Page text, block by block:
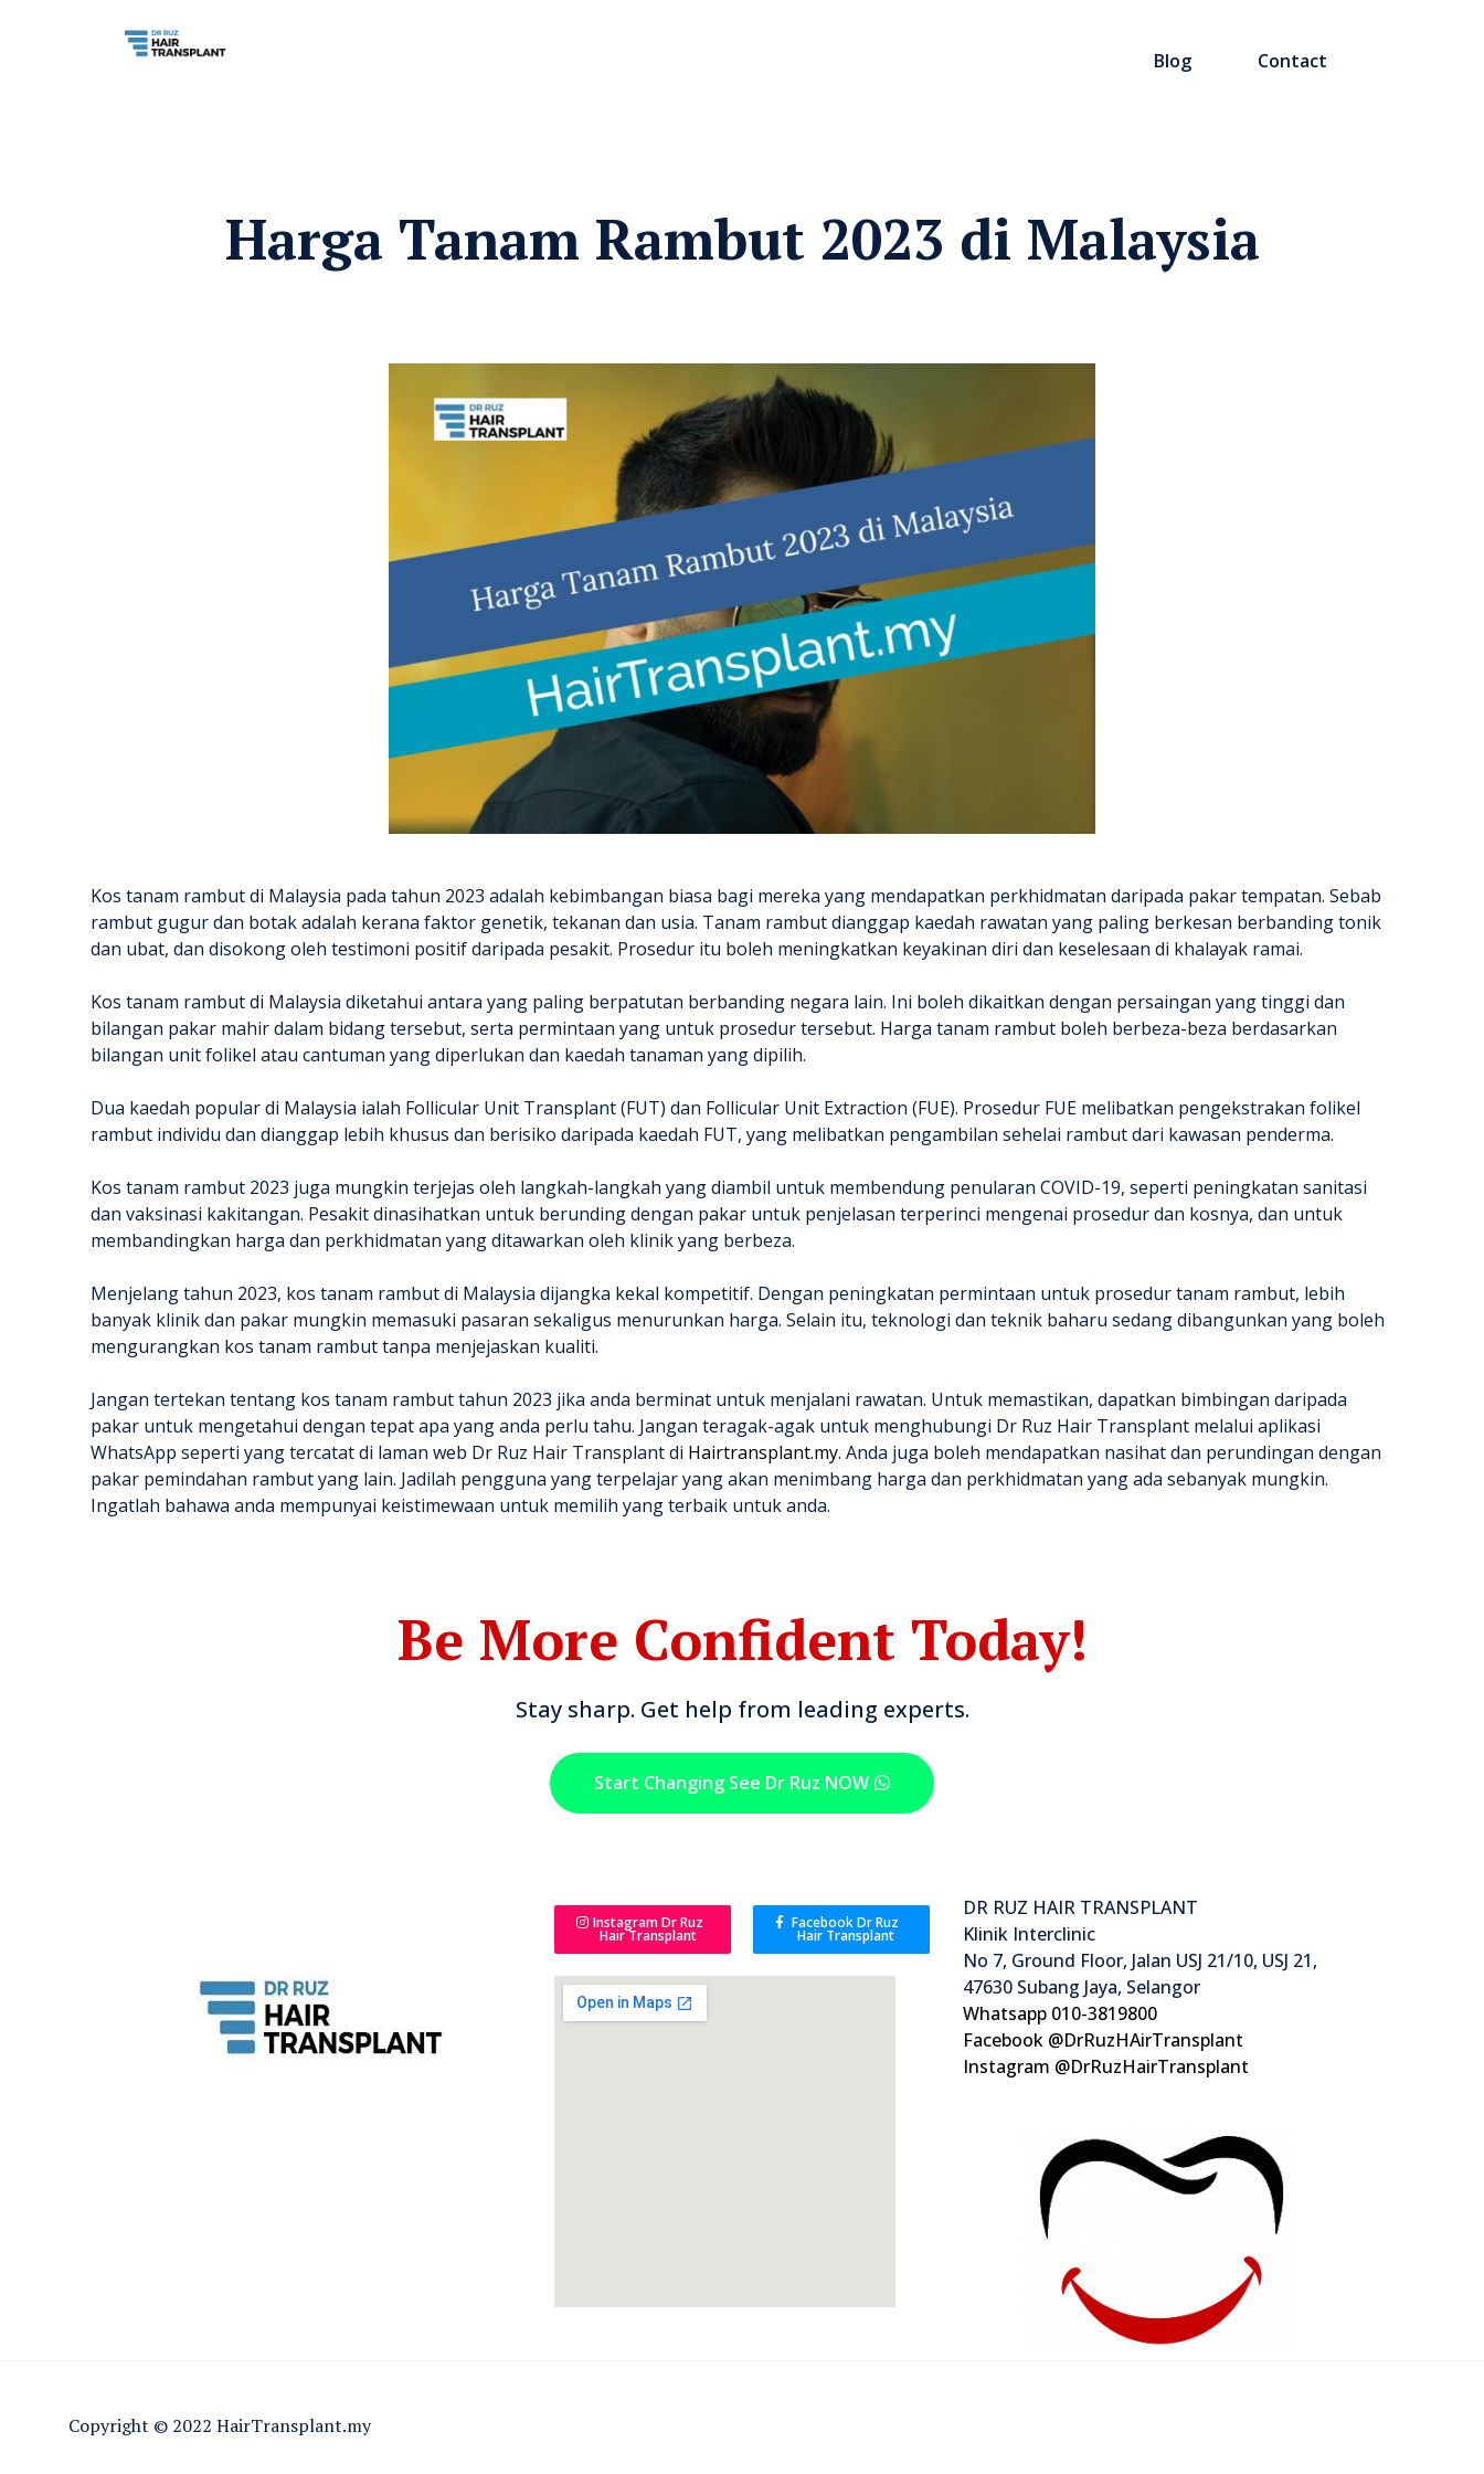
Blog Contact
Harga Tanam Rambut 2023 di Malaysia
Kos tanam rambut di Malaysia pada tahun 2023 adalah kebimbangan biasa bagi mereka yang mendapatkan perkhidmatan daripada pakar tempatan. Sebab
rambut gugur dan botak adalah kerana faktor genetik, tekanan dan usia. Tanam rambut dianggap kaedah rawatan yang paling berkesan berbanding tonik
dan ubat, dan disokong oleh testimoni positif daripada pesakit. Prosedur itu boleh meningkatkan keyakinan diri dan keselesaan di khalayak ramai.
Kos tanam rambut di Malaysia diketahui antara yang paling berpatutan berbanding negara lain. Ini boleh dikaitkan dengan persaingan yang tinggi dan
bilangan pakar mahir dalam bidang tersebut, serta permintaan yang untuk prosedur tersebut. Harga tanam rambut boleh berbeza-beza berdasarkan
bilangan unit folikel atau cantuman yang diperlukan dan kaedah tanaman yang dipilih.
Dua kaedah popular di Malaysia ialah Follicular Unit Transplant (FUT) dan Follicular Unit Extraction (FUE). Prosedur FUE melibatkan pengekstrakan folikel
rambut individu dan dianggap lebih khusus dan berisiko daripada kaedah FUT, yang melibatkan pengambilan sehelai rambut dari kawasan penderma.
Kos tanam rambut 2023 juga mungkin terjejas oleh langkah-langkah yang diambil untuk membendung penularan COVID-19, seperti peningkatan sanitasi
dan vaksinasi kakitangan. Pesakit dinasihatkan untuk berunding dengan pakar untuk penjelasan terperinci mengenai prosedur dan kosnya, dan untuk
membandingkan harga dan perkhidmatan yang ditawarkan oleh klinik yang berbeza.
Menjelang tahun 2023, kos tanam rambut di Malaysia dijangka kekal kompetitif. Dengan peningkatan permintaan untuk prosedur tanam rambut, lebih
banyak klinik dan pakar mungkin memasuki pasaran sekaligus menurunkan harga. Selain itu, teknologi dan teknik baharu sedang dibangunkan yang boleh
mengurangkan kos tanam rambut tanpa menjejaskan kualiti.
Jangan tertekan tentang kos tanam rambut tahun 2023 jika anda berminat untuk menjalani rawatan. Untuk memastikan, dapatkan bimbingan daripada
pakar untuk mengetahui dengan tepat apa yang anda perlu tahu. Jangan teragak-agak untuk menghubungi Dr Ruz Hair Transplant melalui aplikasi
WhatsApp seperti yang tercatat di laman web Dr Ruz Hair Transplant di Hairtransplant.my. Anda juga boleh mendapatkan nasihat dan perundingan dengan
pakar pemindahan rambut yang lain. Jadilah pengguna yang terpelajar yang akan menimbang harga dan perkhidmatan yang ada sebanyak mungkin.
Ingatlah bahawa anda mempunyai keistimewaan untuk memilih yang terbaik untuk anda.
Be More Confident Today!
Stay sharp. Get help from leading experts.
Start Changing See Dr Ruz NOW
Instagram Dr Ruz
Hair Transplant
Facebook Dr Ruz
Hair Transplant
DR RUZ HAIR TRANSPLANT
Klinik Interclinic
No 7, Ground Floor, Jalan USJ 21/10, USJ 21,
47630 Subang Jaya, Selangor
Whatsapp 010-3819800
Facebook @DrRuzHAirTransplant
Instagram @DrRuzHairTransplant
Copyright © 2022 HairTransplant.my